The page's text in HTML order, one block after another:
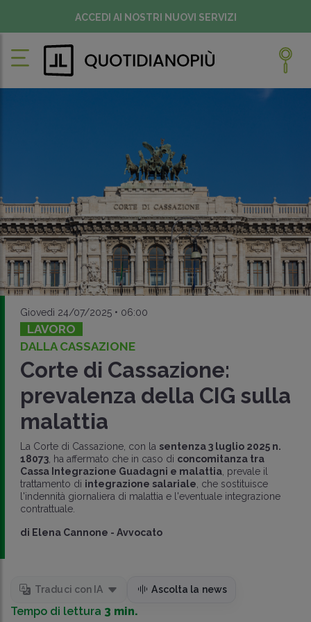
ACCEDI AI NOSTRI NUOVI SERVIZI
Giovedì 24/07/2025 • 06:00
LAVORO
DALLA CASSAZIONE
Corte di Cassazione:
prevalenza della CIG sulla
malattia
La Corte di Cassazione, con la sentenza 3 luglio 2025 n.
18073, ha affermato che in caso di concomitanza tra
Cassa Integrazione Guadagni e malattia, prevale il
trattamento di integrazione salariale , che sostituisce
l'indennità giornaliera di malattia e l'eventuale integrazione
contrattuale.
di Elena Cannone - Avvocato
Traduci con IA Ascolta la news
Tempo di lettura 3 min.